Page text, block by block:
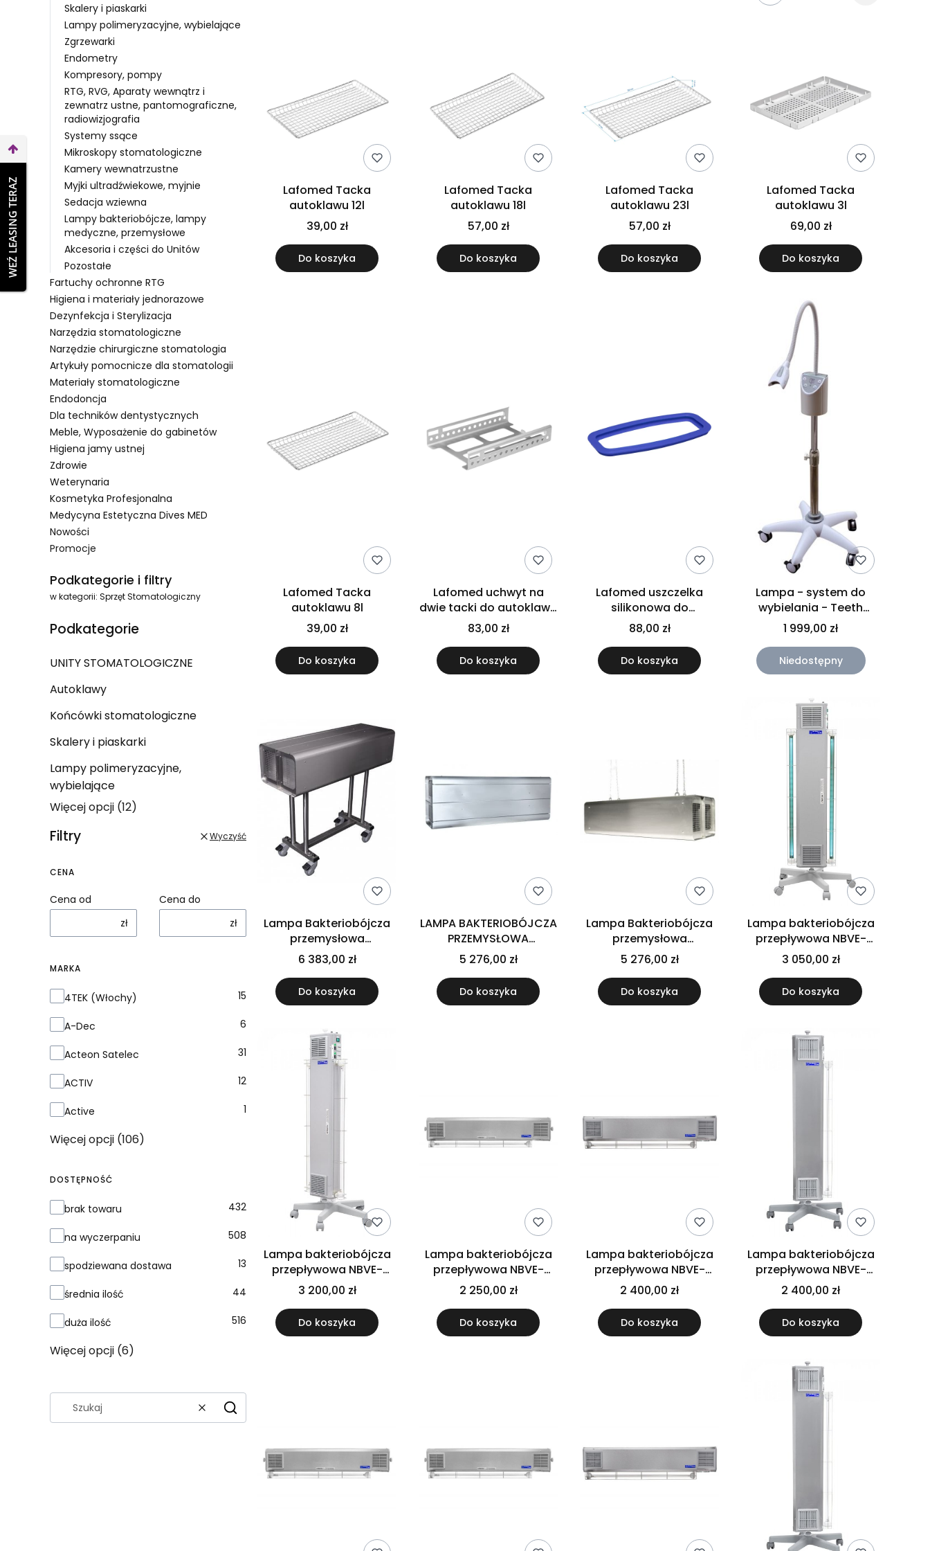
Skalery i piaskarki
Lampy polimeryzacyjne, wybielające
Zgrzewarki
Endometry
Kompresory, pompy
RTG, RVG, Aparaty wewnątrz i
zewnatrz ustne, pantomograficzne,
radiowizjografia
Systemy ssące
Mikroskopy stomatologiczne
Kamery wewnatrzustne
Myjki ultradźwiekowe, myjnie
Sedacja wziewna
Lampy bakteriobójcze, lampy
medyczne, przemysłowe
Akcesoria i części do Unitów
Pozostałe
Fartuchy ochronne RTG
Higiena i materiały jednorazowe
Dezynfekcja i Sterylizacja
Narzędzia stomatologiczne
Narzędzie chirurgiczne stomatologia
Artykuły pomocnicze dla stomatologii
Materiały stomatologiczne
Endodoncja
Dla techników dentystycznych
Meble, Wyposażenie do gabinetów
Higiena jamy ustnej
Zdrowie
Weterynaria
Kosmetyka Profesjonalna
Medycyna Estetyczna Dives MED
Nowości
Promocje
Podkategorie i filtry
w kategorii: Sprzęt Stomatologiczny
Podkategorie
UNITY STOMATOLOGICZNE
Autoklawy
Końcówki stomatologiczne
Skalery i piaskarki
Lampy polimeryzacyjne,
wybielające
Więcej opcji (12)
Filtry Wyczyść
CENA
Cena od
zł
Cena do
zł
MARKA
Marka
4TEK (Włochy) 15
A-Dec 6
Acteon Satelec 31
ACTIV 12
Active 1
Więcej opcji (106)
DOSTĘPNOŚĆ
Dostępność
brak towaru 432
na wyczerpaniu 508
spodziewana dostawa 13
średnia ilość 44
duża ilość 516
Więcej opcji (6)
WyczyśćSzukaj
Lafomed Tacka
autoklawu 12l
39,00 zł
Do koszyka
Lafomed Tacka
autoklawu 18l
57,00 zł
Do koszyka
Lafomed Tacka
autoklawu 23l
57,00 zł
Do koszyka
Lafomed Tacka
autoklawu 3l
69,00 zł
Do koszyka
Lafomed Tacka
autoklawu 8l
39,00 zł
Do koszyka
Lafomed uchwyt na
dwie tacki do autoklawu
3l
83,00 zł
Do koszyka
Lafomed uszczelka
silikonowa do
autoklawów 3 L
88,00 zł
Do koszyka
Lampa - system do
wybielania - Teeth
Bleaching System MD-
666
1 999,00 zł
Niedostępny
Lampa Bakteriobójcza
przemysłowa
przepływowa GERMI
PROTECT 4x55 Na
Statywie
6 383,00 zł
Do koszyka
LAMPA BAKTERIOBÓJCZA
PRZEMYSŁOWA
PRZEPŁYWOWA GERMI
PROTECT 4X55
NAŚCIENNA
5 276,00 zł
Do koszyka
Lampa Bakteriobójcza
przemysłowa
przepływowa GERMI
PROTECT 4x55 Sufitowa
5 276,00 zł
Do koszyka
Lampa bakteriobójcza
przepływowa NBVE-
110/110 P RC - przejezdna
3 050,00 zł
Do koszyka
Lampa bakteriobójcza
przepływowa NBVE-
110/110 PL RC - przejezdna
z licznikiem czasu pracy
3 200,00 zł
Do koszyka
Lampa bakteriobójcza
przepływowa NBVE-
110/55 N - naścienna
2 250,00 zł
Do koszyka
Lampa bakteriobójcza
przepływowa NBVE-
110/55 NL - naścienna z
licznikiem czasu pracy
2 400,00 zł
Do koszyka
Lampa bakteriobójcza
przepływowa NBVE-
110/55 P - przejezdna
2 400,00 zł
Do koszyka
WEŹ LEASING TERAZ